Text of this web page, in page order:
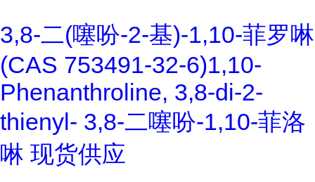
3,8-二(噻吩-2-基)-1,10-菲罗啉
(CAS 753491-32-6)1,10-
Phenanthroline, 3,8-di-2-
thienyl- 3,8-二噻吩-1,10-菲洛
啉 现货供应